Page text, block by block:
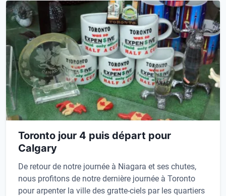
Toronto jour 4 puis départ pour
Calgary
De retour de notre journée à Niagara et ses chutes,
nous profitons de notre dernière journée à Toronto
pour arpenter la ville des gratte-ciels par les quartiers